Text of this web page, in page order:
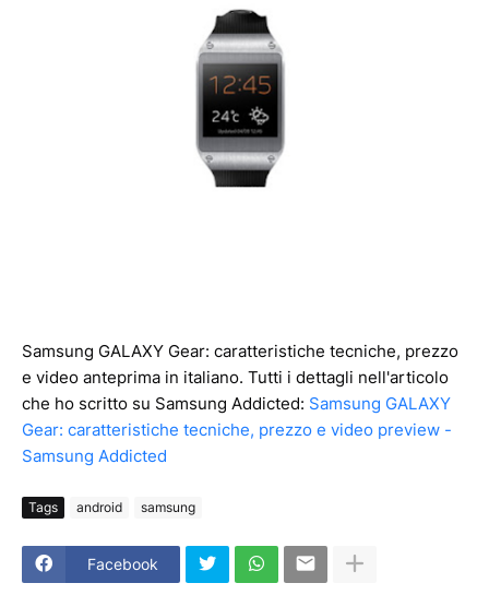
Samsung GALAXY Gear: caratteristiche tecniche, prezzo
e video anteprima in italiano. Tutti i dettagli nell'articolo
che ho scritto su Samsung Addicted: Samsung GALAXY
Gear: caratteristiche tecniche, prezzo e video preview -
Samsung Addicted
Tags android samsung
Facebook